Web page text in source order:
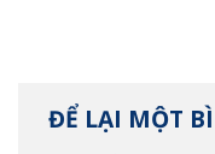
ĐỂ LẠI MỘT